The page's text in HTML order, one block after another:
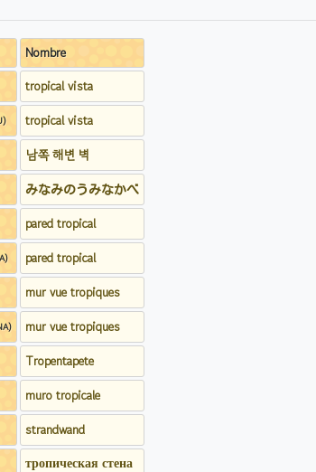
Nombre
tropical vista
tropical vista
남쪽 해변 벽
みなみのうみなかべ
pared tropical
pared tropical
mur vue tropiques
mur vue tropiques
Tropentapete
muro tropicale
strandwand
тропическая стена